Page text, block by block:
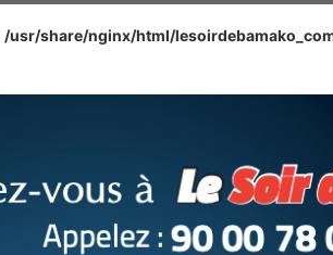
/usr/share/nginx/html/